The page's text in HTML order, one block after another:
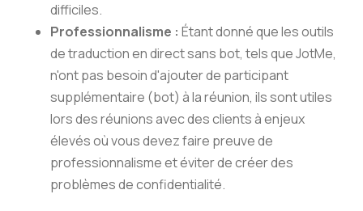
difficiles.
Professionnalisme :Étant donné que les outils
de traduction en direct sans bot, tels que JotMe,
n'ont pas besoin d'ajouter de participant
supplémentaire (bot) à la réunion, ils sont utiles
lors des réunions avec des clients à enjeux
élevés où vous devez faire preuve de
professionnalisme et éviter de créer des
problèmes de confidentialité.